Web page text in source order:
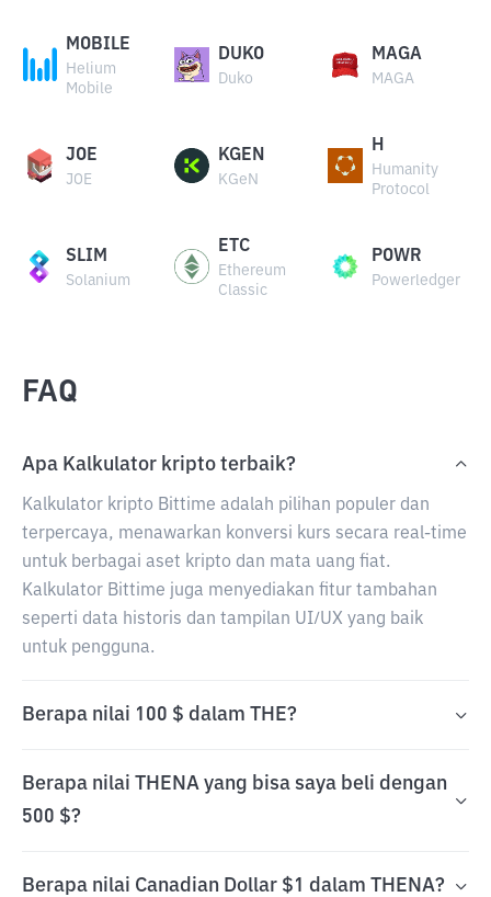
MOBILE
Helium
Mobile
DUKO
Duko
MAGA
MAGA
JOE
JOE
KGEN
KGeN
H
Humanity
Protocol
SLIM
Solanium
ETC
Ethereum
Classic
POWR
Powerledger
FAQ
Apa Kalkulator kripto terbaik?
Kalkulator kripto Bittime adalah pilihan populer dan
terpercaya, menawarkan konversi kurs secara real-time
untuk berbagai aset kripto dan mata uang fiat.
Kalkulator Bittime juga menyediakan fitur tambahan
seperti data historis dan tampilan UI/UX yang baik
untuk pengguna.
Berapa nilai 100 $ dalam THE?
Berapa nilai THENA yang bisa saya beli dengan
500 $?
Berapa nilai Canadian Dollar $1 dalam THENA?